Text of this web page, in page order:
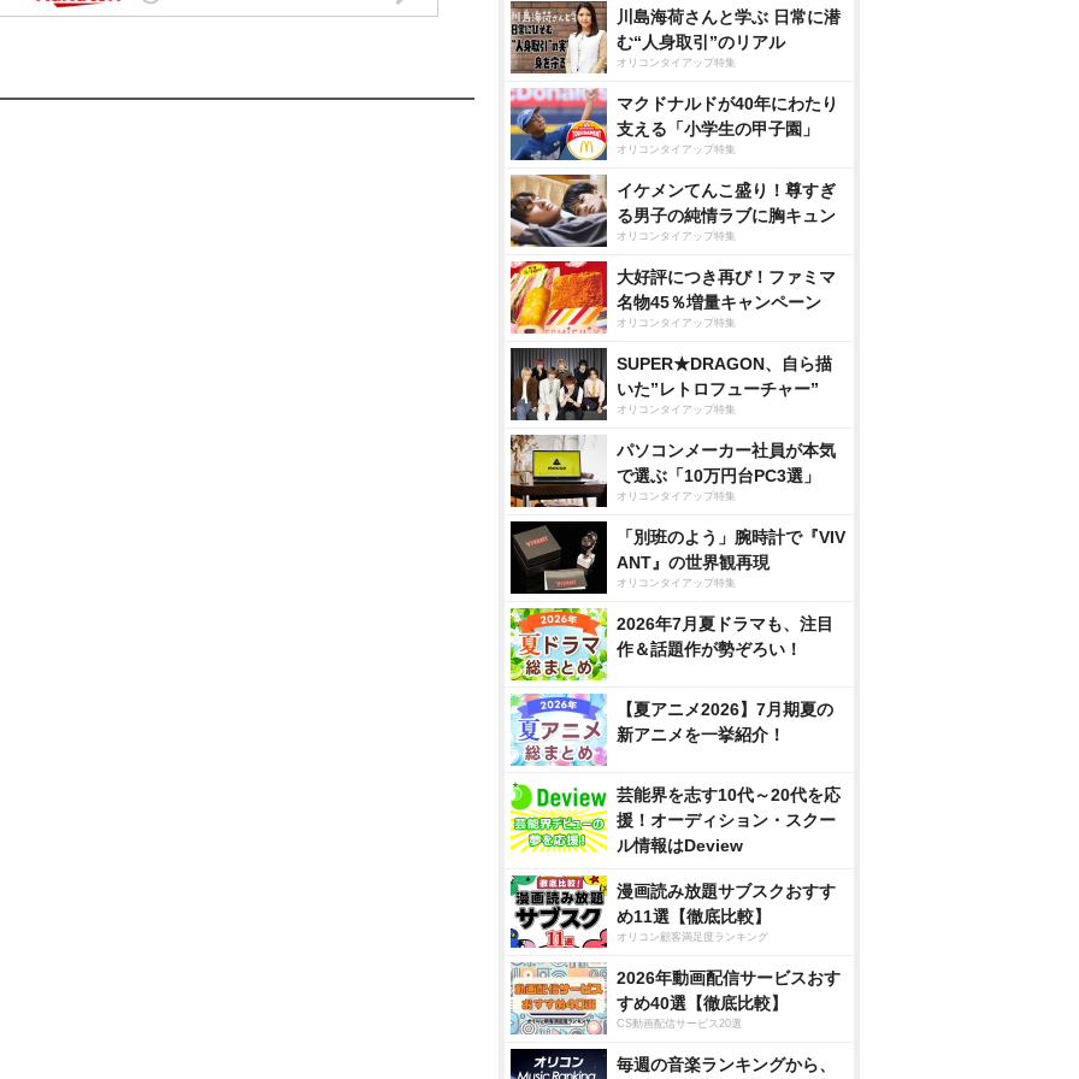
川島海荷さんと学ぶ 日常に潜
む“人身取引”のリアル
オリコンタイアップ特集
マクドナルドが40年にわたり
支える「小学生の甲子園」
オリコンタイアップ特集
イケメンてんこ盛り！尊すぎ
る男子の純情ラブに胸キュン
オリコンタイアップ特集
大好評につき再び！ファミマ
名物45％増量キャンペーン
オリコンタイアップ特集
SUPER★DRAGON、自ら描
いた”レトロフューチャー”
オリコンタイアップ特集
パソコンメーカー社員が本気
で選ぶ「10万円台PC3選」
オリコンタイアップ特集
「別班のよう」腕時計で『VIV
ANT』の世界観再現
オリコンタイアップ特集
2026年7月夏ドラマも、注目
作＆話題作が勢ぞろい！
【夏アニメ2026】7月期夏の
新アニメを一挙紹介！
芸能界を志す10代～20代を応
援！オーディション・スクー
ル情報はDeview
漫画読み放題サブスクおすす
め11選【徹底比較】
オリコン顧客満足度ランキング
2026年動画配信サービスおす
すめ40選【徹底比較】
CS動画配信サービス20選
毎週の音楽ランキングから、